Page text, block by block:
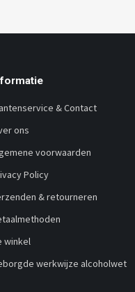
& Contact
ons
voorwaarden
Policy
& retourneren
winkel
werkwijze alcoholwet